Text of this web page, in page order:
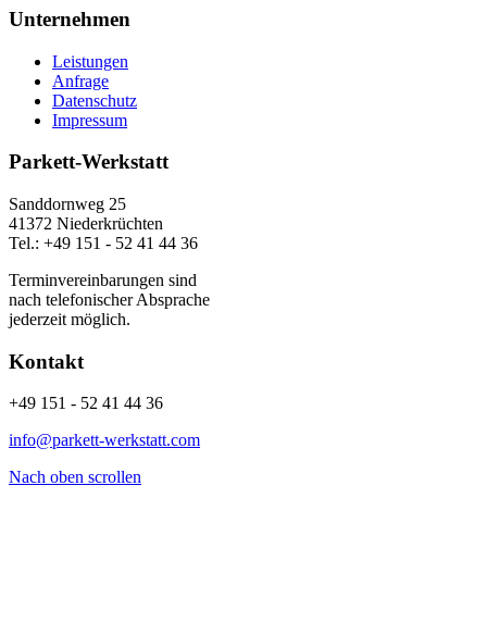
Unternehmen
Leistungen
Anfrage
Datenschutz
Impressum
Parkett-Werkstatt
Sanddornweg 25
41372 Niederkrüchten
Tel.: +49 151 - 52 41 44 36
Terminvereinbarungen sind
nach telefonischer Absprache
jederzeit möglich.
Kontakt
+49 151 - 52 41 44 36
info@parkett-werkstatt.com
Nach oben scrollen